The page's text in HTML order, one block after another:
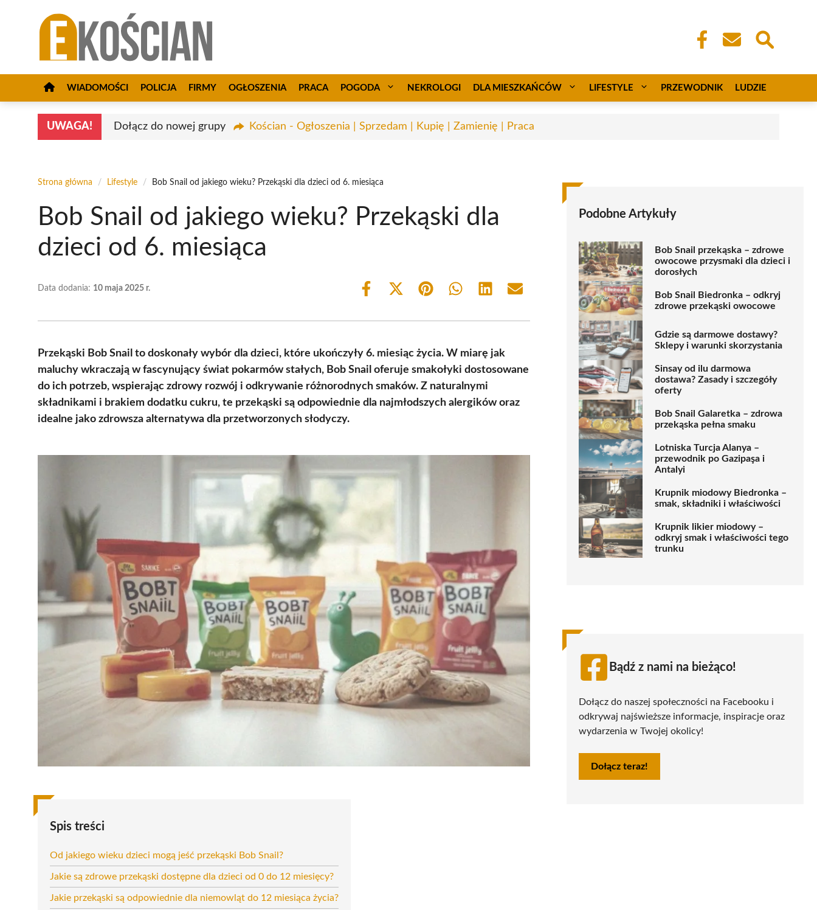
WIADOMOŚCI POLICJA FIRMY OGŁOSZENIA PRACA POGODA NEKROLOGI DLA MIESZKAŃCÓW LIFESTYLE PRZEWODNIK LUDZIE
UWAGA! Dołącz do nowej grupy Kościan - Ogłoszenia | Sprzedam | Kupię | Zamienię | Praca
Strona główna / Lifestyle / Bob Snail od jakiego wieku? Przekąski dla dzieci od 6. miesiąca
Bob Snail od jakiego wieku? Przekąski dla
dzieci od 6. miesiąca
Data dodania: 10 maja 2025 r.
Share
Share
(Twitter)
Share Share Share Share
Przekąski Bob Snail to doskonały wybór dla dzieci, które ukończyły 6. miesiąc życia. W miarę jak
maluchy wkraczają w fascynujący świat pokarmów stałych, Bob Snail oferuje smakołyki dostosowane
do ich potrzeb, wspierając zdrowy rozwój i odkrywanie różnorodnych smaków. Z naturalnymi
składnikami i brakiem dodatku cukru, te przekąski są odpowiednie dla najmłodszych alergików oraz
idealne jako zdrowsza alternatywa dla przetworzonych słodyczy.
Spis treści
Od jakiego wieku dzieci mogą jeść przekąski Bob Snail?
Jakie są zdrowe przekąski dostępne dla dzieci od 0 do 12 miesięcy?
Jakie przekąski są odpowiednie dla niemowląt do 12 miesiąca życia?
Podobne Artykuły
Bob Snail przekąska – zdrowe
owocowe przysmaki dla dzieci i
dorosłych
Bob Snail Biedronka – odkryj
zdrowe przekąski owocowe
Gdzie są darmowe dostawy?
Sklepy i warunki skorzystania
Sinsay od ilu darmowa
dostawa? Zasady i szczegóły
oferty
Bob Snail Galaretka – zdrowa
przekąska pełna smaku
Lotniska Turcja Alanya –
przewodnik po Gazipaşa i
Antalyi
Krupnik miodowy Biedronka –
smak, składniki i właściwości
Krupnik likier miodowy –
odkryj smak i właściwości tego
trunku
Bądź z nami na bieżąco!
Dołącz do naszej społeczności na Facebooku i
odkrywaj najświeższe informacje, inspiracje oraz
wydarzenia w Twojej okolicy!
Dołącz teraz!